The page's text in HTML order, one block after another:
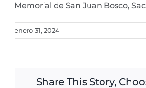
Memorial de San Juan Bosco,
enero 31, 2024
Share This Story,